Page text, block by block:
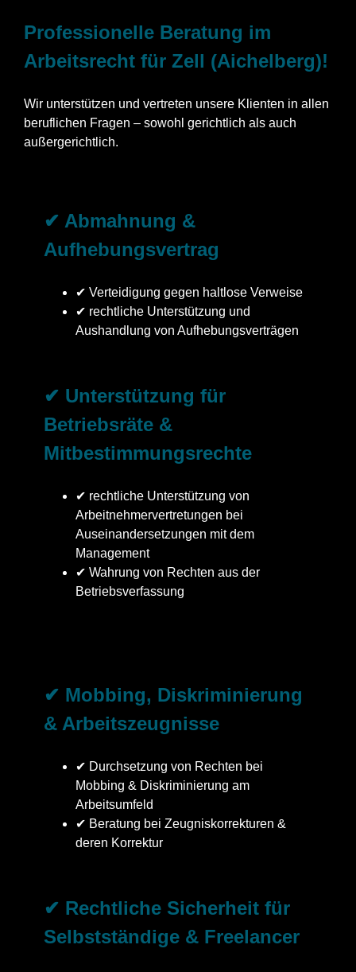
Professionelle Beratung im
Arbeitsrecht für Zell (Aichelberg)!
Wir unterstützen und vertreten unsere Klienten in allen
beruflichen Fragen – sowohl gerichtlich als auch
außergerichtlich.
✔ Abmahnung &
Aufhebungsvertrag
✔ Verteidigung gegen haltlose Verweise
✔ rechtliche Unterstützung und
Aushandlung von Aufhebungsverträgen
✔ Unterstützung für
Betriebsräte &
Mitbestimmungsrechte
✔ rechtliche Unterstützung von
Arbeitnehmervertretungen bei
Auseinandersetzungen mit dem
Management
✔ Wahrung von Rechten aus der
Betriebsverfassung
✔ Mobbing, Diskriminierung
& Arbeitszeugnisse
✔ Durchsetzung von Rechten bei
Mobbing & Diskriminierung am
Arbeitsumfeld
✔ Beratung bei Zeugniskorrekturen &
deren Korrektur
✔ Rechtliche Sicherheit für
Selbstständige & Freelancer